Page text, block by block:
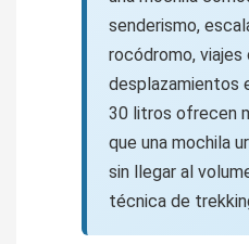
senderismo,
rocódromo, viajes
desplazamientos
30 litros ofrecen
que una mochila
sin llegar al
técnica de